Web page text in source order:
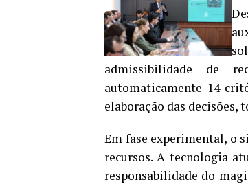
admissibilidade de
automaticamente 14
elaboração das
Em fase experimental, o
recursos. A tecnologia
responsabilidade do